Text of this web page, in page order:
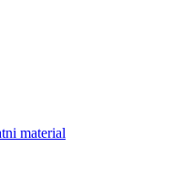
material